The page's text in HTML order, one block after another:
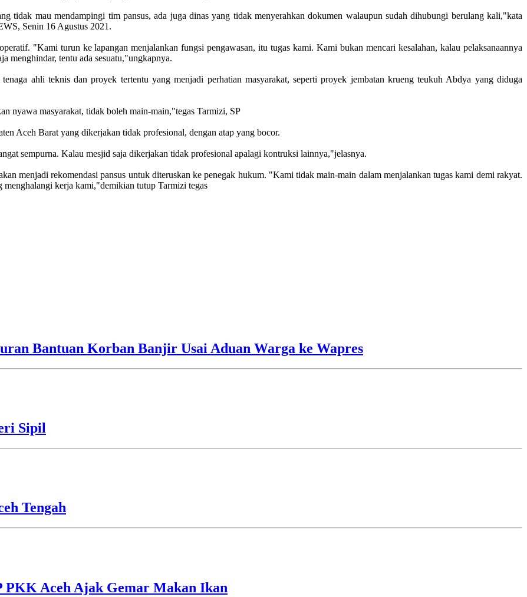
tidak mau mendampingi tim pansus, ada juga dinas yang tidak menyerahkan dokumen walaupun sudah dihubungi berulang kali,"kata
Senin 16 Agustus 2021.
"Kami turun ke lapangan menjalankan fungsi pengawasan, itu tugas kami. Kami bukan mencari kesalahan, kalau pelaksanaannya
menghindar, tentu ada sesuatu,"ungkapnya.
ahli teknis dan proyek tertentu yang menjadi perhatian masyarakat, seperti proyek jembatan krueng teukuh Abdya yang diduga
nyawa masyarakat, tidak boleh main-main,"tegas Tarmizi, SP
Aceh Barat yang dikerjakan tidak profesional, dengan atap yang bocor.
sempurna. Kalau mesjid saja dikerjakan tidak profesional apalagi kontruksi lainnya,"jelasnya.
menjadi rekomendasi pansus untuk diteruskan ke penegak hukum. "Kami tidak main-main dalam menjalankan tugas kami demi rakyat.
kerja kami,"demikian tutup Tarmizi tegas
Bantuan Korban Banjir Usai Aduan Warga ke Wapres
Sipil
Tengah
PKK Aceh Ajak Gemar Makan Ikan